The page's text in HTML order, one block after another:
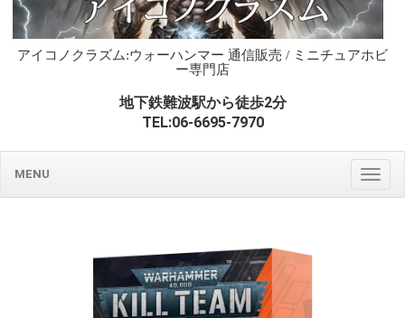
アイコノクラズム:ウォーハンマー 通信販売 / ミニチュアホビ
ー専門店
地下鉄難波駅から徒歩2分
TEL:06-6695-7970
MENU